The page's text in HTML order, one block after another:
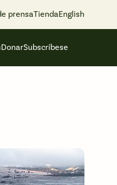
prensaTiendaEnglish
DonarSubscríbese